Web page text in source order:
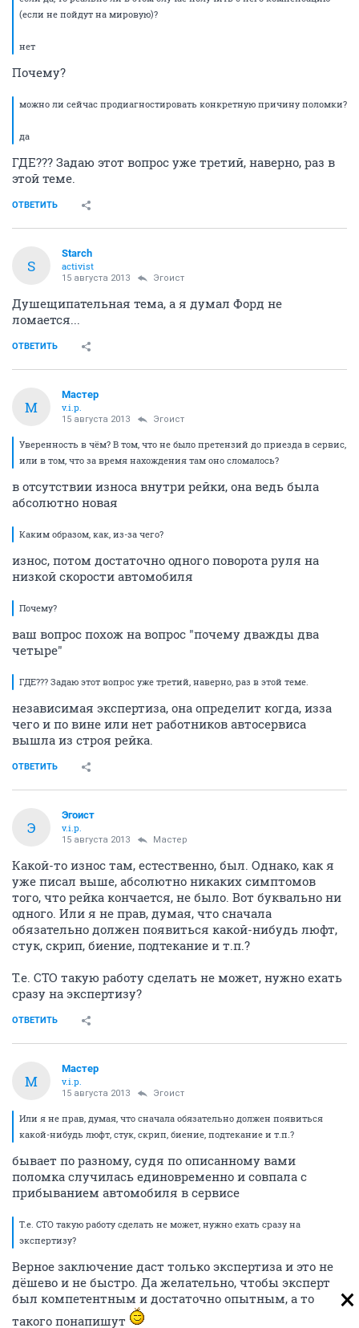
(если не пойдут на мировую)?
нет
Почему?
можно ли сейчас продиагностировать конкретную причину поломки?
да
ГДЕ??? Задаю этот вопрос уже третий, наверно, раз в
этой теме.
ОТВЕТИТЬ
S
Starch
activist
15 августа 2013 Эгоист
Душещипательная тема, а я думал Форд не
ломается...
ОТВЕТИТЬ
М
Мастер
v.i.p.
15 августа 2013 Эгоист
Уверенность в чём? В том, что не было претензий до приезда в сервис,
или в том, что за время нахождения там оно сломалось?
в отсутствии износа внутри рейки, она ведь была
абсолютно новая
Каким образом, как, из-за чего?
износ, потом достаточно одного поворота руля на
низкой скорости автомобиля
Почему?
ваш вопрос похож на вопрос "почему дважды два
четыре"
ГДЕ??? Задаю этот вопрос уже третий, наверно, раз в этой теме.
независимая экспертиза, она определит когда, изза
чего и по вине или нет работников автосервиса
вышла из строя рейка.
ОТВЕТИТЬ
Э
Эгоист
v.i.p.
15 августа 2013 Мастер
Какой-то износ там, естественно, был. Однако, как я
уже писал выше, абсолютно никаких симптомов
того, что рейка кончается, не было. Вот буквально ни
одного. Или я не прав, думая, что сначала
обязательно должен появиться какой-нибудь люфт,
стук, скрип, биение, подтекание и т.п.?
Т.е. СТО такую работу сделать не может, нужно ехать
сразу на экспертизу?
ОТВЕТИТЬ
М
Мастер
v.i.p.
15 августа 2013 Эгоист
Или я не прав, думая, что сначала обязательно должен появиться
какой-нибудь люфт, стук, скрип, биение, подтекание и т.п.?
бывает по разному, судя по описанному вами
поломка случилась единовременно и совпала с
прибыванием автомобиля в сервисе
Т.е. СТО такую работу сделать не может, нужно ехать сразу на
экспертизу?
Верное заключение даст только экспертиза и это не
дёшево и не быстро. Да желательно, чтобы эксперт
был компетентным и достаточно опытным, а то
такого понапишут